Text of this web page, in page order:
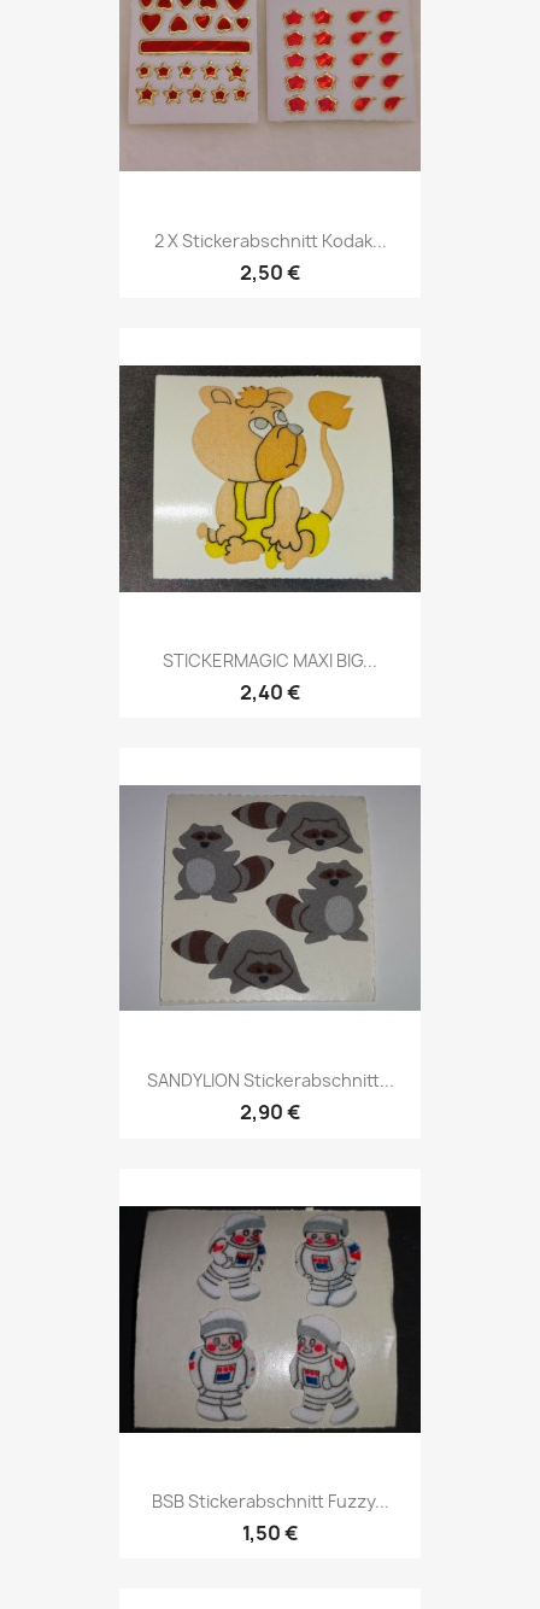
2 X Stickerabschnitt Kodak...
2,50 €
STICKERMAGIC MAXI BIG...
2,40 €
SANDYLION Stickerabschnitt...
2,90 €
BSB Stickerabschnitt Fuzzy...
1,50 €